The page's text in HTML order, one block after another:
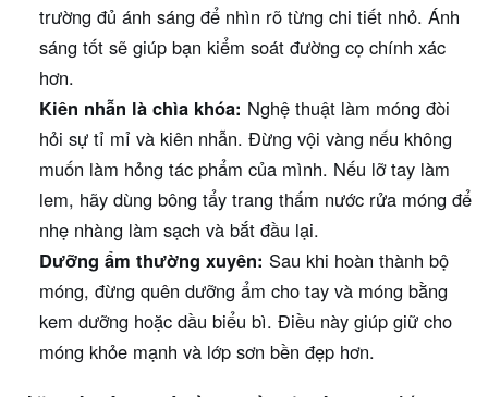
trường đủ ánh sáng để nhìn rõ từng chi tiết nhỏ. Ánh
sáng tốt sẽ giúp bạn kiểm soát đường cọ chính xác
hơn.
Kiên nhẫn là chìa khóa: Nghệ thuật làm móng đòi
hỏi sự tỉ mỉ và kiên nhẫn. Đừng vội vàng nếu không
muốn làm hỏng tác phẩm của mình. Nếu lỡ tay làm
lem, hãy dùng bông tẩy trang thấm nước rửa móng để
nhẹ nhàng làm sạch và bắt đầu lại.
Dưỡng ẩm thường xuyên: Sau khi hoàn thành bộ
móng, đừng quên dưỡng ẩm cho tay và móng bằng
kem dưỡng hoặc dầu biểu bì. Điều này giúp giữ cho
móng khỏe mạnh và lớp sơn bền đẹp hơn.